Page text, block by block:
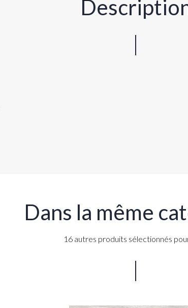
Dans la même
16 autres produits sélectionnés